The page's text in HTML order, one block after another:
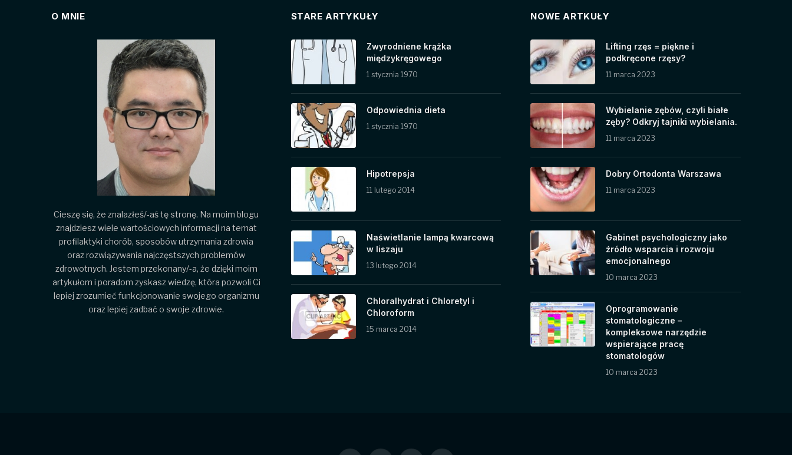
O MNIE
Cieszę się, że znalazłeś/-aś tę stronę. Na moim blogu
znajdziesz wiele wartościowych informacji na temat
profilaktyki chorób, sposobów utrzymania zdrowia
oraz rozwiązywania najczęstszych problemów
zdrowotnych. Jestem przekonany/-a, że dzięki moim
artykułom i poradom zyskasz wiedzę, która pozwoli Ci
lepiej zrozumieć funkcjonowanie swojego organizmu
oraz lepiej zadbać o swoje zdrowie.
STARE ARTYKUŁY
Zwyrodniene krążka
międzykręgowego
1 stycznia 1970
Odpowiednia dieta
1 stycznia 1970
Hipotrepsja
11 lutego 2014
Naświetlanie lampą kwarcową
w liszaju
13 lutego 2014
Chloralhydrat i Chloretyl i
Chloroform
15 marca 2014
NOWE ARTKUŁY
Lifting rzęs = piękne i
podkręcone rzęsy?
11 marca 2023
Wybielanie zębów, czyli białe
zęby? Odkryj tajniki wybielania.
11 marca 2023
Dobry Ortodonta Warszawa
11 marca 2023
Gabinet psychologiczny jako
źródło wsparcia i rozwoju
emocjonalnego
10 marca 2023
Oprogramowanie
stomatologiczne –
kompleksowe narzędzie
wspierające pracę
stomatologów
10 marca 2023